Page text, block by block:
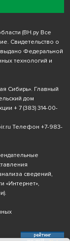
(ВН.ру Все
Свидетельство о
Федеральной
технологий и
Сибирь». Главный
дом
+ 7 (383) 314-00-
Телефон +7-983-
сведений,
«Интернет»,